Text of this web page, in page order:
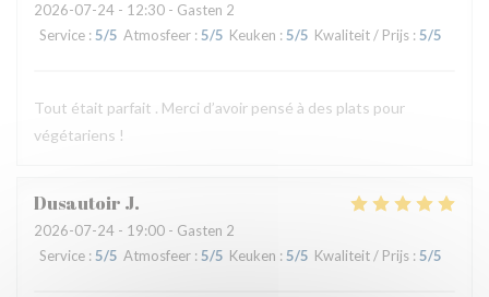
2026-07-24 - 12:30 - Gasten 2
Service : 5/5 Atmosfeer : 5/5 Keuken : 5/5 Kwaliteit / Prijs : 5/5
Tout était parfait . Merci d’avoir pensé à des plats pour
végétariens !
Dusautoir J
2026-07-24 - 19:00 - Gasten 2
Service : 5/5 Atmosfeer : 5/5 Keuken : 5/5 Kwaliteit / Prijs : 5/5